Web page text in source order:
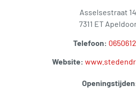
Asselsestraat
7311 ET
Telefoon:
Website: